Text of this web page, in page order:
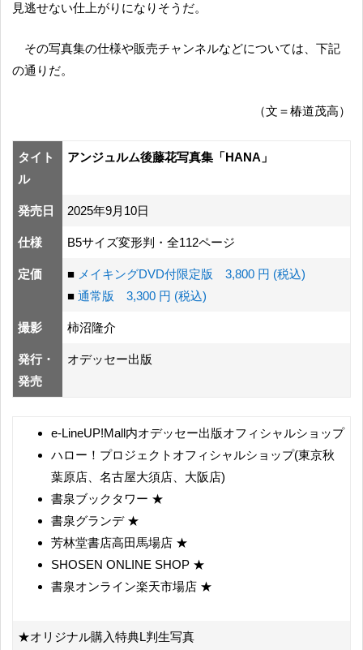
見逃せない仕上がりになりそうだ。
その写真集の仕様や販売チャンネルなどについては、下記
の通りだ。
（文＝椿道茂高）
タイト
ル
アンジュルム後藤花写真集「HANA」
発売日 2025年9月10日
仕様 B5サイズ変形判・全112ページ
定価 ■ メイキングDVD付限定版 3,800 円 (税込)
■ 通常版 3,300 円 (税込)
撮影 柿沼隆介
発行・
発売
オデッセー出版
e-LineUP!Mall内オデッセー出版オフィシャルショップ
ハロー！プロジェクトオフィシャルショップ(東京秋
葉原店、名古屋大須店、大阪店)
書泉ブックタワー ★
書泉グランデ ★
芳林堂書店高田馬場店 ★
SHOSEN ONLINE SHOP ★
書泉オンライン楽天市場店 ★
★オリジナル購入特典L判生写真